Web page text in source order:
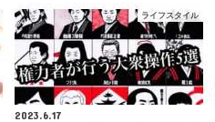
ライフスタイル
2023.6.17